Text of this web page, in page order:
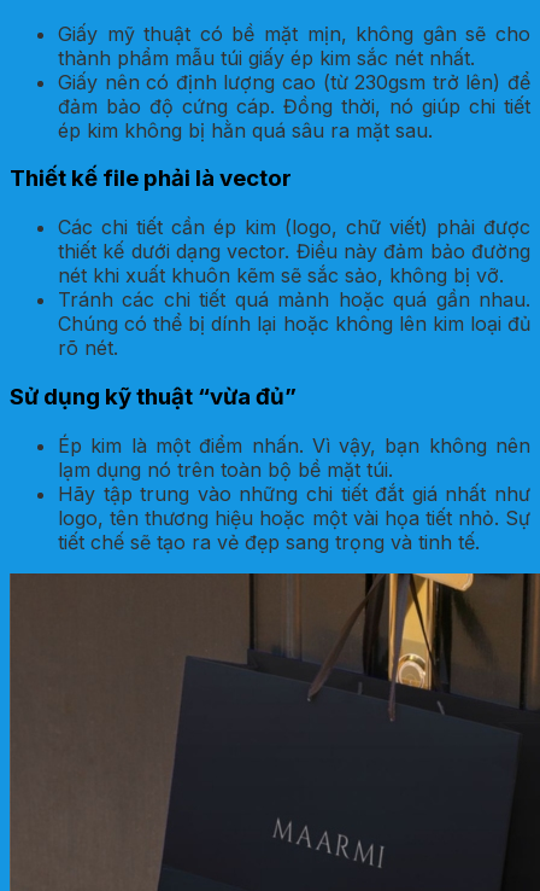
Giấy mỹ thuật có bề mặt mịn, không gân sẽ cho
thành phẩm mẫu túi giấy ép kim sắc nét nhất.
Giấy nên có định lượng cao (từ 230gsm trở lên) để
đảm bảo độ cứng cáp. Đồng thời, nó giúp chi tiết
ép kim không bị hằn quá sâu ra mặt sau.
Thiết kế file phải là vector
Các chi tiết cần ép kim (logo, chữ viết) phải được
thiết kế dưới dạng vector. Điều này đảm bảo đường
nét khi xuất khuôn kẽm sẽ sắc sảo, không bị vỡ.
Tránh các chi tiết quá mảnh hoặc quá gần nhau.
Chúng có thể bị dính lại hoặc không lên kim loại đủ
rõ nét.
Sử dụng kỹ thuật “vừa đủ”
Ép kim là một điểm nhấn. Vì vậy, bạn không nên
lạm dụng nó trên toàn bộ bề mặt túi.
Hãy tập trung vào những chi tiết đắt giá nhất như
logo, tên thương hiệu hoặc một vài họa tiết nhỏ. Sự
tiết chế sẽ tạo ra vẻ đẹp sang trọng và tinh tế.